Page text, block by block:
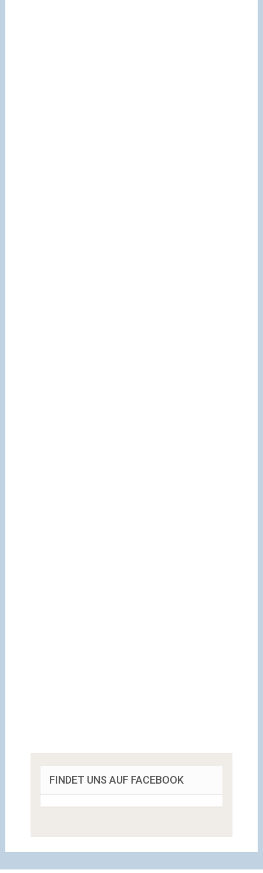
FINDET UNS AUF FACEBOOK